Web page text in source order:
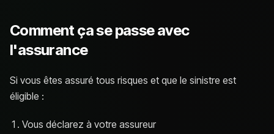
Comment ça se passe avec
l'assurance
Si vous êtes assuré tous risques et que le sinistre est
éligible :
Vous déclarez à votre assureur